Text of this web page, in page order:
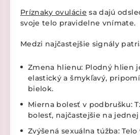
Príznaky ovulácie sa dajú
svoje telo pravidelne vnímate.
Medzi najčastejšie signály
Zmena hlienu: Plodný hlien
elastický a šmykľavý,
bielok.
Mierna bolesť v podbrušku:
bolesť, najčastejšie na jednej
Zvýšená sexuálna túžba: Telo